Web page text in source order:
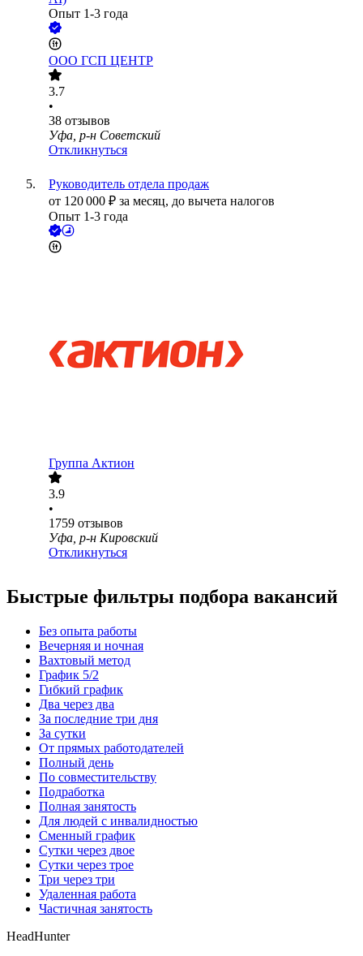
Опыт 1-3 года
ООО ГСП ЦЕНТР
3.7
•
38 отзывов
Уфа, р-н Советский
Откликнуться
Руководитель отдела продаж
от 120 000 ₽ за месяц, до вычета налогов
Опыт 1-3 года
Группа Актион
3.9
•
1759 отзывов
Уфа, р-н Кировский
Откликнуться
Быстрые фильтры подбора вакансий
Без опыта работы
Вечерняя и ночная
Вахтовый метод
График 5/2
Гибкий график
Два через два
За последние три дня
За сутки
От прямых работодателей
Полный день
По совместительству
Подработка
Полная занятость
Для людей с инвалидностью
Сменный график
Сутки через двое
Сутки через трое
Три через три
Удаленная работа
Частичная занятость
HeadHunter